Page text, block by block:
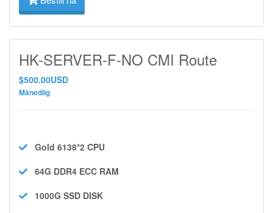
HK-SERVER-F-NO CMI Route
$500.00USD
Månedlig
Gold 6138*2 CPU
64G DDR4 ECC RAM
1000G SSD DISK